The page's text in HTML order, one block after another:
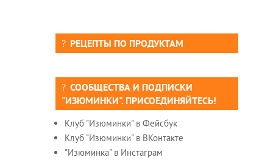
РЕЦЕПТЫ ПО ПРОДУКТАМ
СООБЩЕСТВА И ПОДПИСКИ
"ИЗЮМИНКИ". ПРИСОЕДИНЯЙТЕСЬ!
Клуб "Изюминки" в Фейсбук
Клуб "Изюминки" в ВКонтакте
"Изюминка" в Инстаграм